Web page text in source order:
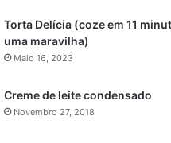
Torta Delícia (coze em 11
uma maravilha)
Maio 16, 2023
Creme de leite condensado
Novembro 27, 2018